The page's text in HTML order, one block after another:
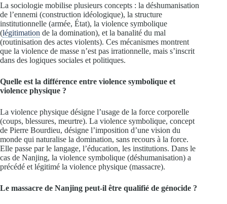
La sociologie mobilise plusieurs concepts : la déshumanisation
de l’ennemi (construction idéologique), la structure
institutionnelle (armée, État), la violence symbolique
(légitimation de la domination), et la banalité du mal
(routinisation des actes violents). Ces mécanismes montrent
que la violence de masse n’est pas irrationnelle, mais s’inscrit
dans des logiques sociales et politiques.
Quelle est la différence entre violence symbolique et
violence physique ?
La violence physique désigne l’usage de la force corporelle
(coups, blessures, meurtre). La violence symbolique, concept
de Pierre Bourdieu, désigne l’imposition d’une vision du
monde qui naturalise la domination, sans recours à la force.
Elle passe par le langage, l’éducation, les institutions. Dans le
cas de Nanjing, la violence symbolique (déshumanisation) a
précédé et légitimé la violence physique (massacre).
Le massacre de Nanjing peut-il être qualifié de génocide ?